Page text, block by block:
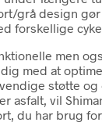
grå design
forskellige
men
med at
støtte og
asfalt, vil
du har brug